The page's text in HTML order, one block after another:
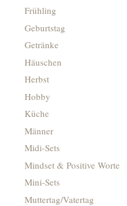
Frühling
Geburtstag
Getränke
Häuschen
Herbst
Hobby
Küche
Männer
Midi-Sets
Mindset & Positive Worte
Mini-Sets
Muttertag/Vatertag